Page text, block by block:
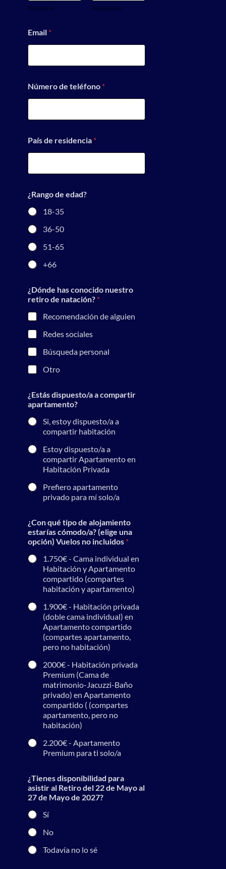
Nombre Apellidos
Email *
Número de teléfono *
País de residencia *
¿Rango de edad?
18-35
36-50
51-65
+66
¿Dónde has conocido nuestro
retiro de natación? *
Recomendación de alguien
Redes sociales
Búsqueda personal
Otro
a
l
h
a
¿Estás dispuesto/a a compartir
apartamento?
Si, estoy dispuesto/a a
compartir habitación
Estoy dispuesto/a a
compartir Apartamento en
Habitación Privada
Prefiero apartamento
privado para mí solo/a
¿Con qué tipo de alojamiento
estarías cómodo/a? (elige una
opción) Vuelos no incluidos *
1.750€ - Cama individual en
Habitación y Apartamento
compartido (compartes
habitación y apartamento)
1.900€ - Habitación privada
(doble cama individual) en
Apartamento compartido
(compartes apartamento,
pero no habitación)
2000€ - Habitación privada
Premium (Cama de
matrimonio-Jacuzzi-Baño
privado) en Apartamento
compartido ( (compartes
apartamento, pero no
habitación)
2.200€ - Apartamento
Premium para ti solo/a
¿Tienes disponibilidad para
asistir al Retiro del 22 de Mayo al
27 de Mayo de 2027?
Sí
No
Todavía no lo sé